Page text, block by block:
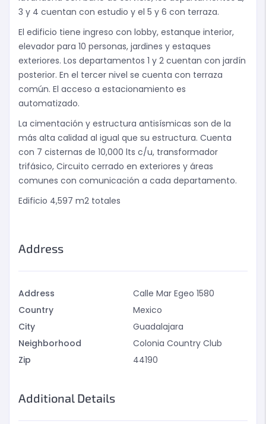
3 y 4 cuentan con estudio y el 5 y 6 con terraza.
El edificio tiene ingreso con lobby, estanque interior,
elevador para 10 personas, jardines y estaques
exteriores. Los departamentos 1 y 2 cuentan con jardín
posterior. En el tercer nivel se cuenta con terraza
común. El acceso a estacionamiento es
automatizado.
La cimentación y estructura antisísmicas son de la
más alta calidad al igual que su estructura. Cuenta
con 7 cisternas de 10,000 lts c/u, transformador
trifásico, Circuito cerrado en exteriores y áreas
comunes con comunicación a cada departamento.
Edificio 4,597 m2 totales
Address
Address
Calle Mar Egeo 1580
Country
Mexico
City
Guadalajara
Neighborhood
Colonia Country Club
Zip
44190
Additional Details